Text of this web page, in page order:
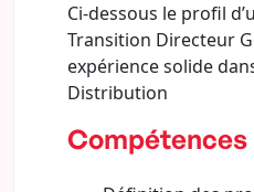
Ci-dessous le profil
Transition Directeur
expérience solide
Distribution
Compétences